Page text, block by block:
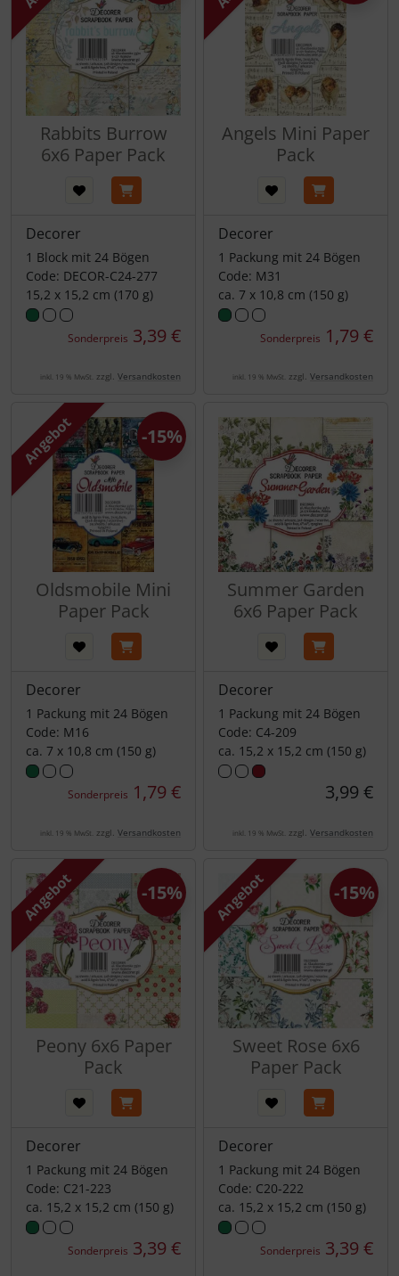
Rabbits Burrow
6x6 Paper Pack
Decorer
1 Block mit 24 Bögen
Code: DECOR-C24-277
15,2 x 15,2 cm (170 g)
Sonderpreis 3,39 €
inkl. 19 % MwSt. zzgl. Versandkosten
Angels Mini Paper
Pack
Decorer
1 Packung mit 24 Bögen
Code: M31
ca. 7 x 10,8 cm (150 g)
Sonderpreis 1,79 €
inkl. 19 % MwSt. zzgl. Versandkosten
Angebot
Oldsmobile Mini
Paper Pack
Decorer
1 Packung mit 24 Bögen
Code: M16
ca. 7 x 10,8 cm (150 g)
Sonderpreis 1,79 €
-15%
inkl. 19 % MwSt. zzgl. Versandkosten
Summer Garden
6x6 Paper Pack
Decorer
1 Packung mit 24 Bögen
Code: C4-209
ca. 15,2 x 15,2 cm (150 g)
3,99 €
inkl. 19 % MwSt. zzgl. Versandkosten
Angebot
Peony 6x6 Paper
Pack
Decorer
1 Packung mit 24 Bögen
Code: C21-223
ca. 15,2 x 15,2 cm (150 g)
Sonderpreis 3,39 €
-15% Angebot
Sweet Rose 6x6
Paper Pack
Decorer
1 Packung mit 24 Bögen
Code: C20-222
ca. 15,2 x 15,2 cm (150 g)
Sonderpreis 3,39 €
-15%